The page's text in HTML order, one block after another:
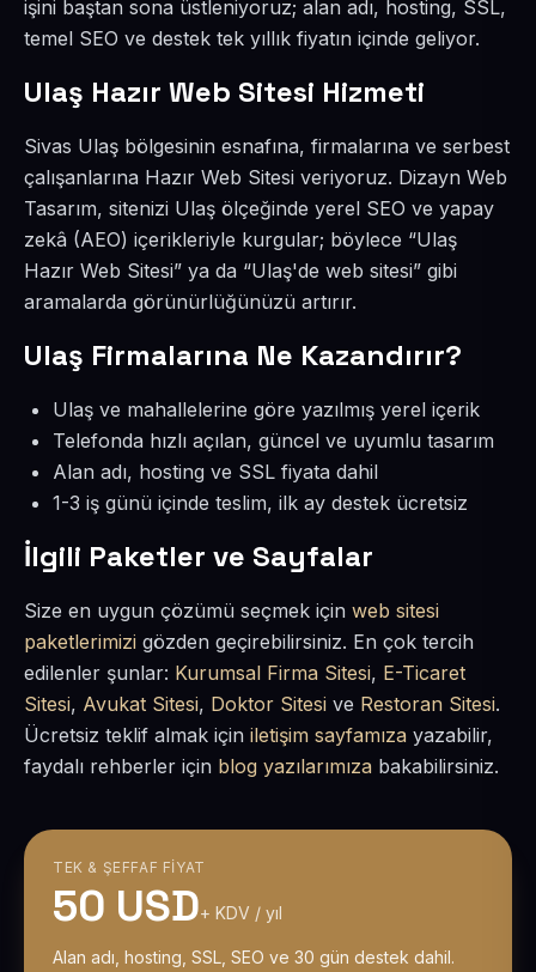
işini baştan sona üstleniyoruz; alan adı, hosting, SSL,
temel SEO ve destek tek yıllık fiyatın içinde geliyor.
Ulaş Hazır Web Sitesi Hizmeti
Sivas Ulaş bölgesinin esnafına, firmalarına ve serbest
çalışanlarına Hazır Web Sitesi veriyoruz. Dizayn Web
Tasarım, sitenizi Ulaş ölçeğinde yerel SEO ve yapay
zekâ (AEO) içerikleriyle kurgular; böylece “Ulaş
Hazır Web Sitesi” ya da “Ulaş'de web sitesi” gibi
aramalarda görünürlüğünüzü artırır.
Ulaş Firmalarına Ne Kazandırır?
Ulaş ve mahallelerine göre yazılmış yerel içerik
Telefonda hızlı açılan, güncel ve uyumlu tasarım
Alan adı, hosting ve SSL fiyata dahil
1-3 iş günü içinde teslim, ilk ay destek ücretsiz
İlgili Paketler ve Sayfalar
Size en uygun çözümü seçmek için web sitesi
paketlerimizi gözden geçirebilirsiniz. En çok tercih
edilenler şunlar: Kurumsal Firma Sitesi, E-Ticaret
Sitesi, Avukat Sitesi, Doktor Sitesi ve Restoran Sitesi.
Ücretsiz teklif almak için iletişim sayfamıza yazabilir,
faydalı rehberler için blog yazılarımıza bakabilirsiniz.
TEK & ŞEFFAF FIYAT
50 USD+ KDV / yıl
Alan adı, hosting, SSL, SEO ve 30 gün destek dahil.